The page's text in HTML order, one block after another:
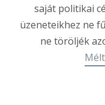
saját politikai
üzeneteikhez ne
ne töröljék